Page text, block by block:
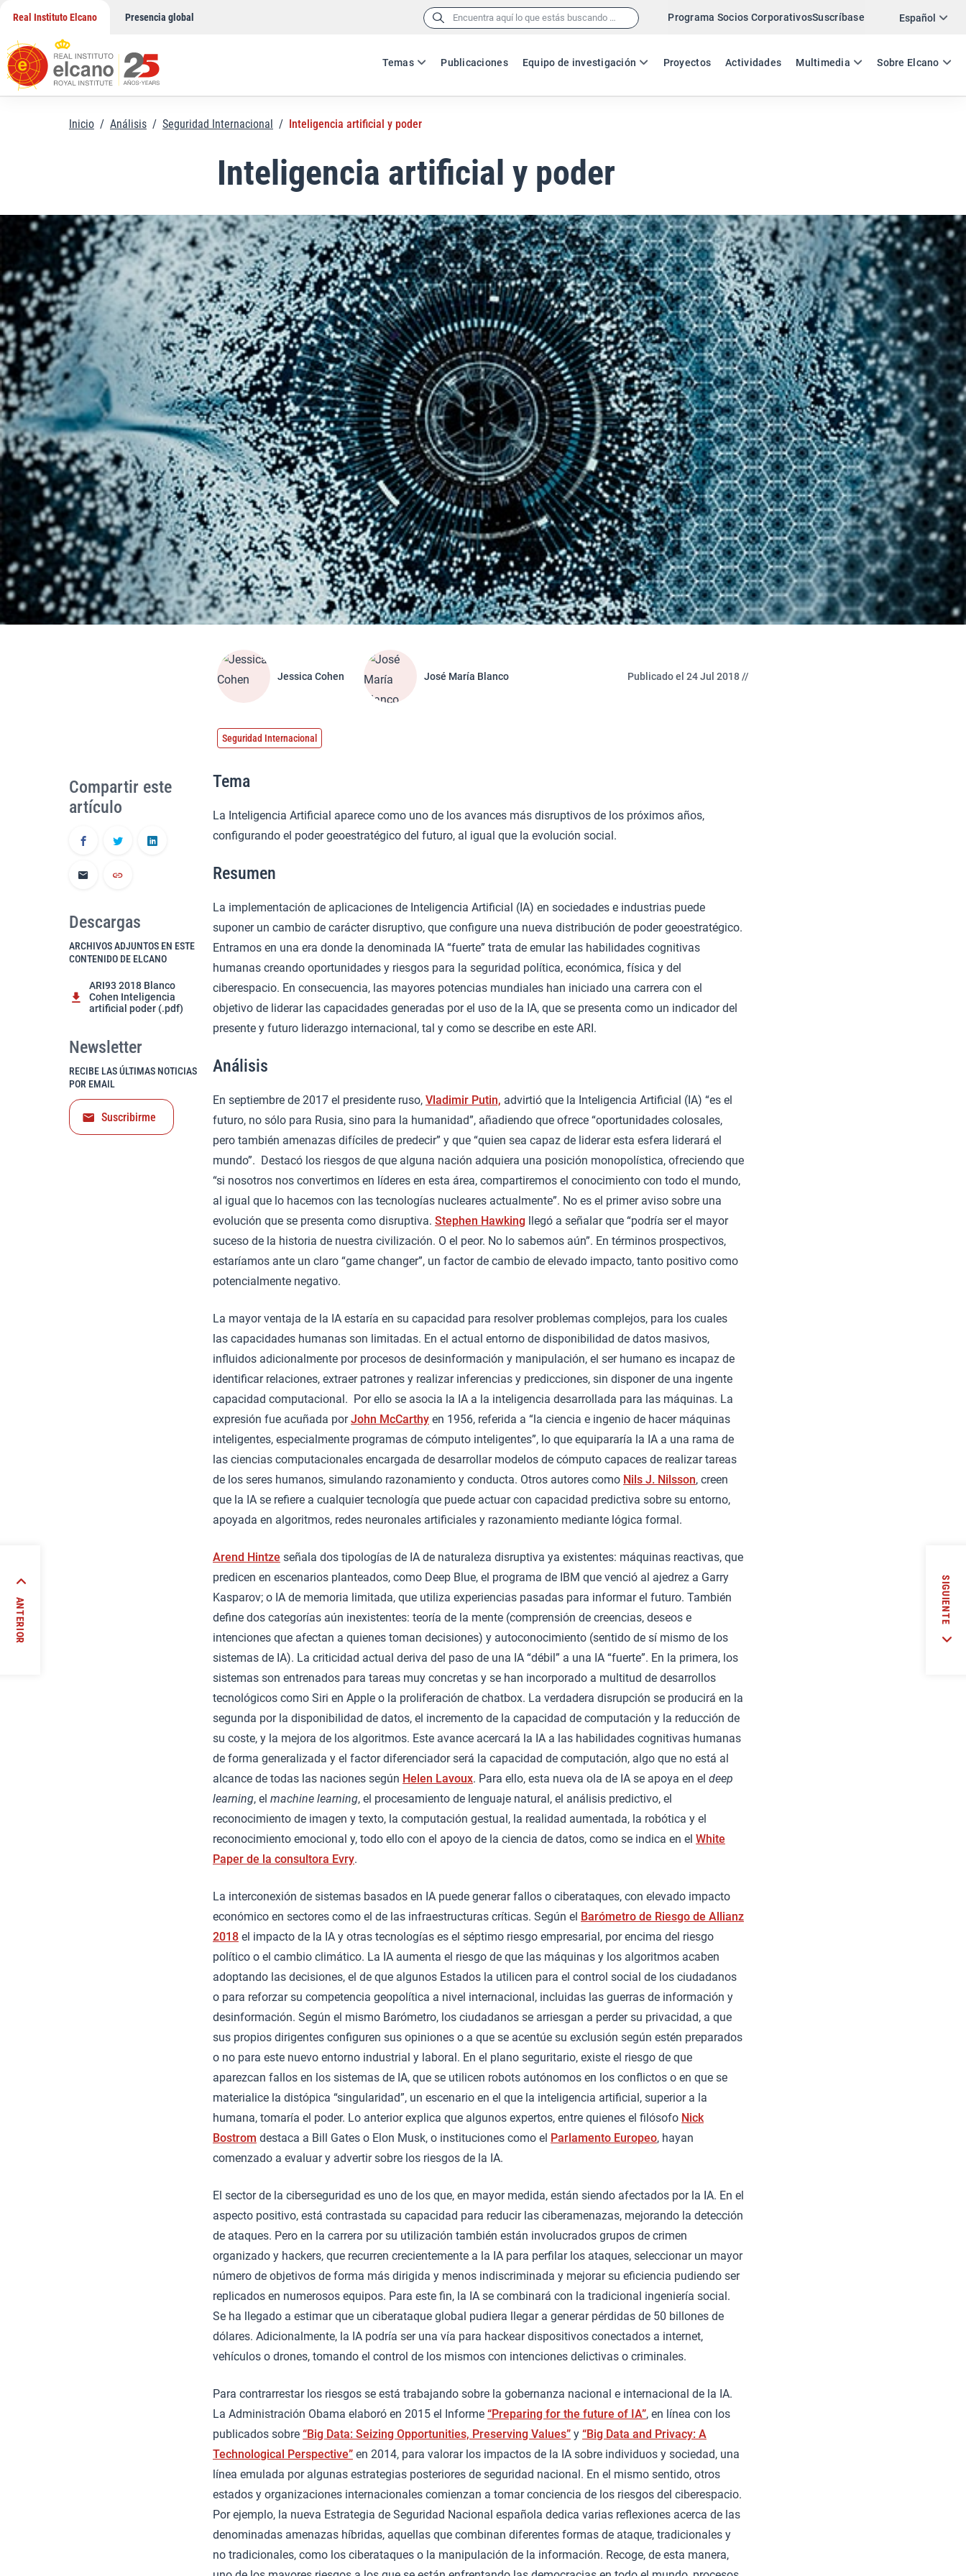
contenido
Real Instituto Elcano Presencia global Buscar: Programa Socios CorporativosSuscríbase Español
ES EN
Temas Publicaciones Equipo de investigación Proyectos Actividades Multimedia Sobre Elcano
Twitter
Inicio / Análisis / Seguridad Internacional / Inteligencia artificial y poder
Inteligencia artificial y poder
Jessica Cohen José María Blanco Publicado el 24 Jul 2018 //
Seguridad Internacional
Tema
La Inteligencia Artificial aparece como uno de los avances más disruptivos de los próximos años,
configurando el poder geoestratégico del futuro, al igual que la evolución social.
Resumen
La implementación de aplicaciones de Inteligencia Artificial (IA) en sociedades e industrias puede
suponer un cambio de carácter disruptivo, que configure una nueva distribución de poder geoestratégico.
Entramos en una era donde la denominada IA “fuerte” trata de emular las habilidades cognitivas
humanas creando oportunidades y riesgos para la seguridad política, económica, física y del
ciberespacio. En consecuencia, las mayores potencias mundiales han iniciado una carrera con el
objetivo de liderar las capacidades generadas por el uso de la IA, que se presenta como un indicador del
presente y futuro liderazgo internacional, tal y como se describe en este ARI.
Análisis
En septiembre de 2017 el presidente ruso, Vladimir Putin, advirtió que la Inteligencia Artificial (IA) “es el
futuro, no sólo para Rusia, sino para la humanidad”, añadiendo que ofrece “oportunidades colosales,
pero también amenazas difíciles de predecir” y que “quien sea capaz de liderar esta esfera liderará el
mundo”. Destacó los riesgos de que alguna nación adquiera una posición monopolística, ofreciendo que
“si nosotros nos convertimos en líderes en esta área, compartiremos el conocimiento con todo el mundo,
al igual que lo hacemos con las tecnologías nucleares actualmente”. No es el primer aviso sobre una
evolución que se presenta como disruptiva. Stephen Hawking llegó a señalar que “podría ser el mayor
suceso de la historia de nuestra civilización. O el peor. No lo sabemos aún”. En términos prospectivos,
estaríamos ante un claro “game changer”, un factor de cambio de elevado impacto, tanto positivo como
potencialmente negativo.
La mayor ventaja de la IA estaría en su capacidad para resolver problemas complejos, para los cuales
las capacidades humanas son limitadas. En el actual entorno de disponibilidad de datos masivos,
influidos adicionalmente por procesos de desinformación y manipulación, el ser humano es incapaz de
identificar relaciones, extraer patrones y realizar inferencias y predicciones, sin disponer de una ingente
capacidad computacional. Por ello se asocia la IA a la inteligencia desarrollada para las máquinas. La
expresión fue acuñada porJohn McCarthy en 1956, referida a “la ciencia e ingenio de hacer máquinas
inteligentes, especialmente programas de cómputo inteligentes”, lo que equipararía la IA a una rama de
las ciencias computacionales encargada de desarrollar modelos de cómputo capaces de realizar tareas
de los seres humanos, simulando razonamiento y conducta. Otros autores como Nils J. Nilsson, creen
que la IA se refiere a cualquier tecnología que puede actuar con capacidad predictiva sobre su entorno,
apoyada en algoritmos, redes neuronales artificiales y razonamiento mediante lógica formal.
Arend Hintze señala dos tipologías de IA de naturaleza disruptiva ya existentes: máquinas reactivas, que
predicen en escenarios planteados, como Deep Blue, el programa de IBM que venció al ajedrez a Garry
Kasparov; o IA de memoria limitada, que utiliza experiencias pasadas para informar el futuro. También
define dos categorías aún inexistentes: teoría de la mente (comprensión de creencias, deseos e
intenciones que afectan a quienes toman decisiones) y autoconocimiento (sentido de sí mismo de los
sistemas de IA). La criticidad actual deriva del paso de una IA “débil” a una IA “fuerte”. En la primera, los
sistemas son entrenados para tareas muy concretas y se han incorporado a multitud de desarrollos
tecnológicos como Siri en Apple o la proliferación de chatbox. La verdadera disrupción se producirá en la
segunda por la disponibilidad de datos, el incremento de la capacidad de computación y la reducción de
su coste, y la mejora de los algoritmos. Este avance acercará la IA a las habilidades cognitivas humanas
de forma generalizada y el factor diferenciador será la capacidad de computación, algo que no está al
alcance de todas las naciones según Helen Lavoux. Para ello, esta nueva ola de IA se apoya en el deep
learning, el machine learning, el procesamiento de lenguaje natural, el análisis predictivo, el
reconocimiento de imagen y texto, la computación gestual, la realidad aumentada, la robótica y el
reconocimiento emocional y, todo ello con el apoyo de la ciencia de datos, como se indica en el White
Paper de la consultora Evry.
La interconexión de sistemas basados en IA puede generar fallos o ciberataques, con elevado impacto
económico en sectores como el de las infraestructuras críticas. Según el Barómetro de Riesgo de Allianz
2018 el impacto de la IA y otras tecnologías es el séptimo riesgo empresarial, por encima del riesgo
político o el cambio climático. La IA aumenta el riesgo de que las máquinas y los algoritmos acaben
adoptando las decisiones, el de que algunos Estados la utilicen para el control social de los ciudadanos
o para reforzar su competencia geopolítica a nivel internacional, incluidas las guerras de información y
desinformación. Según el mismo Barómetro, los ciudadanos se arriesgan a perder su privacidad, a que
sus propios dirigentes configuren sus opiniones o a que se acentúe su exclusión según estén preparados
o no para este nuevo entorno industrial y laboral. En el plano seguritario, existe el riesgo de que
aparezcan fallos en los sistemas de IA, que se utilicen robots autónomos en los conflictos o en que se
materialice la distópica “singularidad”, un escenario en el que la inteligencia artificial, superior a la
humana, tomaría el poder. Lo anterior explica que algunos expertos, entre quienes el filósofo Nick
Bostrom destaca a Bill Gates o Elon Musk, o instituciones como el Parlamento Europeo, hayan
comenzado a evaluar y advertir sobre los riesgos de la IA.
El sector de la ciberseguridad es uno de los que, en mayor medida, están siendo afectados por la IA. En el
aspecto positivo, está contrastada su capacidad para reducir las ciberamenazas, mejorando la detección
de ataques. Pero en la carrera por su utilización también están involucrados grupos de crimen
organizado y hackers, que recurren crecientemente a la IA para perfilar los ataques, seleccionar un mayor
número de objetivos de forma más dirigida y menos indiscriminada y mejorar su eficiencia pudiendo ser
replicados en numerosos equipos. Para este fin, la IA se combinará con la tradicional ingeniería social.
Se ha llegado a estimar que un ciberataque global pudiera llegar a generar pérdidas de 50 billones de
dólares. Adicionalmente, la IA podría ser una vía para hackear dispositivos conectados a internet,
vehículos o drones, tomando el control de los mismos con intenciones delictivas o criminales.
Para contrarrestar los riesgos se está trabajando sobre la gobernanza nacional e internacional de la IA.
La Administración Obama elaboró en 2015 el Informe “Preparing for the future of IA”, en línea con los
publicados sobre “Big Data: Seizing Opportunities, Preserving Values” y “Big Data and Privacy: A
Technological Perspective” en 2014, para valorar los impactos de la IA sobre individuos y sociedad, una
línea emulada por algunas estrategias posteriores de seguridad nacional. En el mismo sentido, otros
estados y organizaciones internacionales comienzan a tomar conciencia de los riesgos del ciberespacio.
Por ejemplo, la nueva Estrategia de Seguridad Nacional española dedica varias reflexiones acerca de las
denominadas amenazas híbridas, aquellas que combinan diferentes formas de ataque, tradicionales y
no tradicionales, como los ciberataques o la manipulación de la información. Recoge, de esta manera,
Compartir este
artículo
Descargas
ARCHIVOS ADJUNTOS EN ESTE
CONTENIDO DE ELCANO
ARI93 2018 Blanco
Cohen Inteligencia
artificial poder (.pdf)
Newsletter
RECIBE LAS ÚLTIMAS NOTICIAS
POR EMAIL
Suscribirme
ANTERIOR
de SIGUIENTE